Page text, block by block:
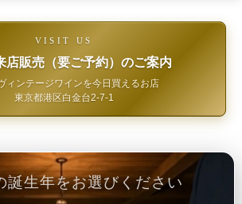
VISIT US
店販売（要ご予約）のご案内
ィンテージワインを今日買えるお店
東京都港区白金台2-7-1
誕生年をお選びください